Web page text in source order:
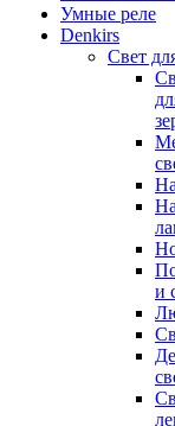
Умные реле
Denkirs
Свет
и